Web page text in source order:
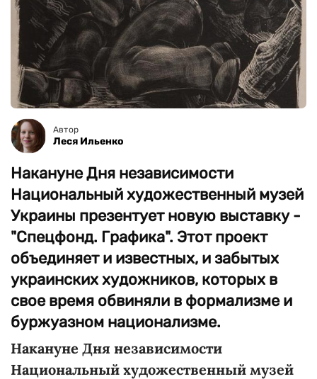
Автор
Леся Ильенко
Накануне Дня независимости
Национальный художественный музей
Украины презентует новую выставку -
"Спецфонд. Графика". Этот проект
объединяет и известных, и забытых
украинских художников, которых в
свое время обвиняли в формализме и
буржуазном национализме.
Накануне Дня независимости
Национальный художественный музей